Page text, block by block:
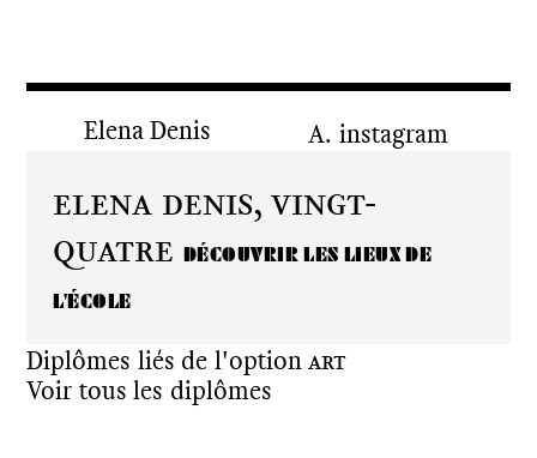
Elena Denis instagram
Elena Denis,Vingt-
quatre DÉCOUVRIR LES LIEUX DE
L'ÉCOLE
Diplômes liés de l'optionArt
Voir tous les diplômes